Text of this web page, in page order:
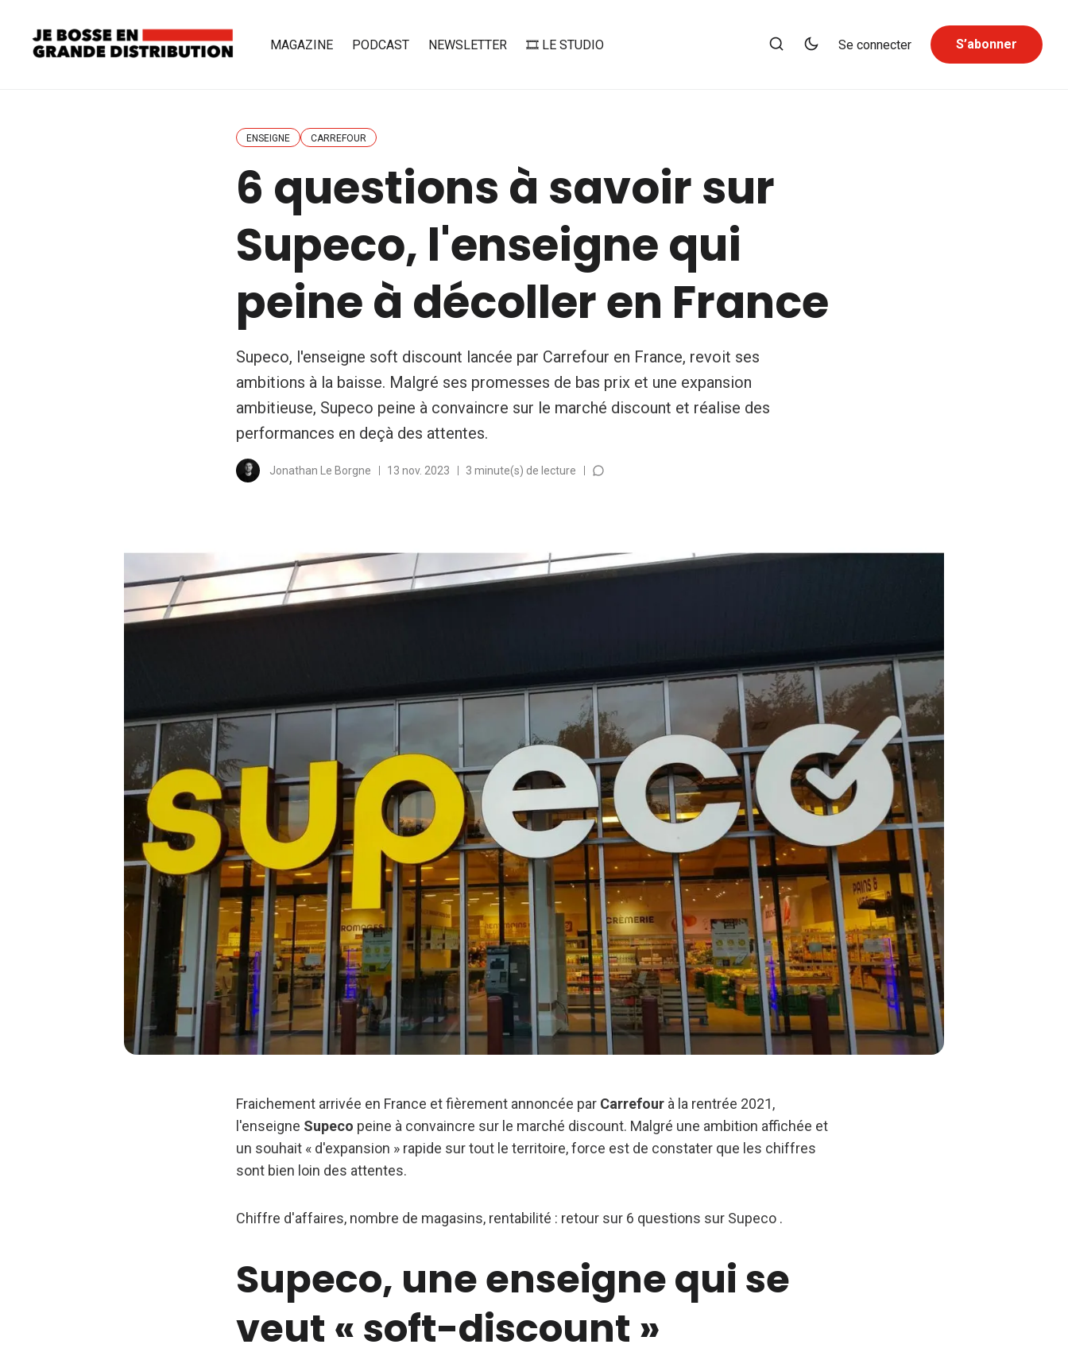
MAGAZINE PODCAST NEWSLETTER 🎞️ LE STUDIO Se connecter S’abonner
ENSEIGNE CARREFOUR
6 questions à savoir sur
Supeco, l'enseigne qui
peine à décoller en France
Supeco, l'enseigne soft discount lancée par Carrefour en France, revoit ses
ambitions à la baisse. Malgré ses promesses de bas prix et une expansion
ambitieuse, Supeco peine à convaincre sur le marché discount et réalise des
performances en deçà des attentes.
Jonathan Le Borgne 13 nov. 2023 3 minute(s) de lecture
Fraichement arrivée en France et fièrement annoncée par Carrefour à la rentrée 2021,
l'enseigne Supeco peine à convaincre sur le marché discount. Malgré une ambition affichée et
un souhait « d'expansion » rapide sur tout le territoire, force est de constater que les chiffres
sont bien loin des attentes.
Chiffre d'affaires, nombre de magasins, rentabilité : retour sur 6 questions sur Supeco .
Supeco, une enseigne qui se
veut « soft-discount »